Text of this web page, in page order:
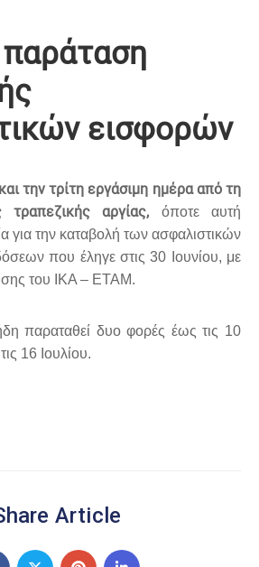
εισφορών
την τρίτη εργάσιμη ημέρα από τη
αργίας, όποτε αυτή
για την καταβολή των ασφαλιστικών
που έληγε στις 30 Ιουνίου, με
του ΙΚΑ – ΕΤΑΜ.
παραταθεί δυο φορές έως τις 10
16 Ιουλίου.
Article